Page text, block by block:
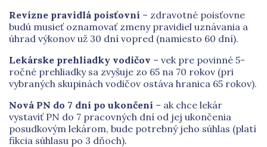
Revízne pravidlá poisťovní – zdravotné poisťovne
budú musieť oznamovať zmeny pravidiel uznávania a
úhrad výkonov už 30 dní vopred (namiesto 60 dní).
Lekárske prehliadky vodičov – vek pre povinné 5-
ročné prehliadky sa zvyšuje zo 65 na 70 rokov (pri
vybraných skupinách vodičov ostáva hranica 65 rokov).
Nová PN do 7 dní po ukončení – ak chce lekár
vystaviť PN do 7 pracovných dní od jej ukončenia
posudkovým lekárom, bude potrebný jeho súhlas (platí
fikcia súhlasu po 3 dňoch).